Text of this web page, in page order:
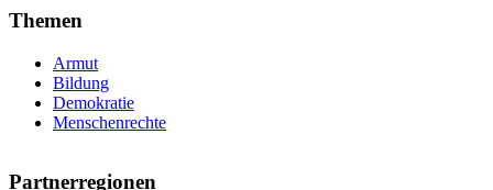
Themen
Armut
Bildung
Demokratie
Menschenrechte
Partnerregionen